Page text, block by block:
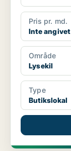
Pris pr. md.
Inte angivet
Område
Lysekil
Type
Butikslokal